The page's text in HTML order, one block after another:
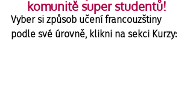
komunitě super studentů!
Vyber si způsob učení francouzštiny
podle své úrovně, klikni na sekci Kurzy: